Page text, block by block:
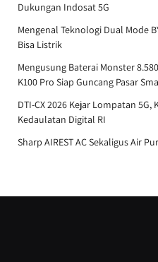
Dukungan Indosat 5G
Mengenal Teknologi Dual Mode
Bisa Listrik
Mengusung Baterai Monster
K100 Pro Siap Guncang Pasar
DTI-CX 2026 Kejar Lompatan 5G,
Kedaulatan Digital RI
Sharp AIREST AC Sekaligus Air